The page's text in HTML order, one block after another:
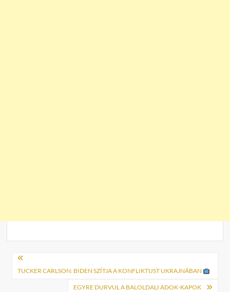
Bejegyzés
navigáció
TUCKER CARLSON: BIDEN SZÍTJA A KONFLIKTUST UKRAJNÁBAN
EGYRE DURVUL A BALOLDALI ADOK-KAPOK